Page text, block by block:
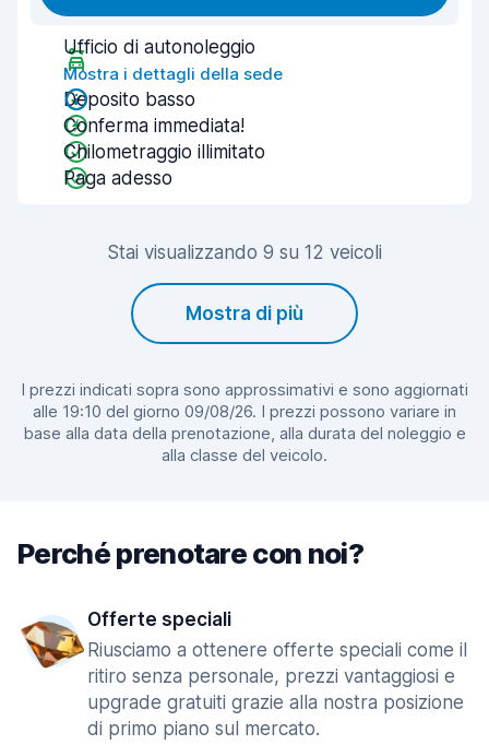
Ufficio di autonoleggio
Mostra i dettagli della sede
Deposito basso
Conferma immediata!
Chilometraggio illimitato
Paga adesso
Stai visualizzando 9 su 12 veicoli
Mostra di più
I prezzi indicati sopra sono approssimativi e sono aggiornati
alle 19:10 del giorno 09/08/26. I prezzi possono variare in
base alla data della prenotazione, alla durata del noleggio e
alla classe del veicolo.
Perché prenotare con noi?
Offerte speciali
Riusciamo a ottenere offerte speciali come il
ritiro senza personale, prezzi vantaggiosi e
upgrade gratuiti grazie alla nostra posizione
di primo piano sul mercato.